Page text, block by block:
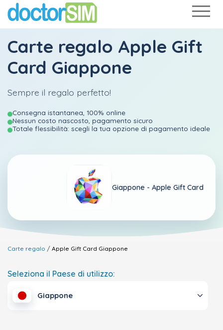
Carte regalo Apple Gift
Card Giappone
Sempre il regalo perfetto!
Consegna istantanea, 100% online
Nessun costo nascosto, pagamento sicuro
Totale flessibilità: scegli la tua opzione di pagamento ideale
Giappone - Apple Gift Card
Carte regalo Apple Gift Card Giappone
Seleziona il Paese di utilizzo:
Giappone